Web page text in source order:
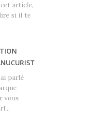
article,
si il te
parlé
vous